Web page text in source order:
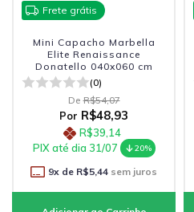
Frete grátis
Mini Capacho Marbella
Elite Renaissance
Donatello 040x060 cm
(0)
De R$54,07
Por R$48,93
R$39,14
PIX até dia 31/07
20%
9x de R$5,44 sem juros